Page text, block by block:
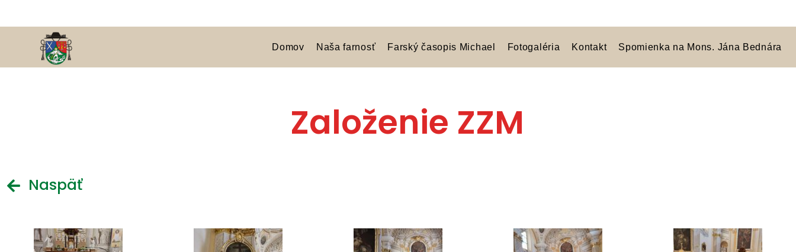
Domov Naša farnosť Farský časopis Michael Fotogaléria Kontakt Spomienka na Mons. Jána Bednára
Založenie ZZM
Naspäť